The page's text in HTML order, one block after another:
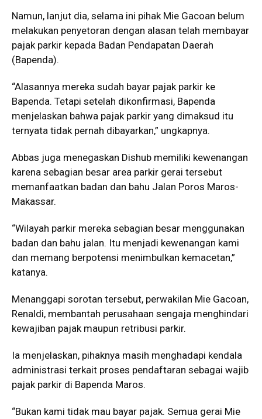
Namun, lanjut dia, selama ini pihak Mie Gacoan belum
melakukan penyetoran dengan alasan telah membayar
pajak parkir kepada Badan Pendapatan Daerah
(Bapenda).
“Alasannya mereka sudah bayar pajak parkir ke
Bapenda. Tetapi setelah dikonfirmasi, Bapenda
menjelaskan bahwa pajak parkir yang dimaksud itu
ternyata tidak pernah dibayarkan,” ungkapnya.
Abbas juga menegaskan Dishub memiliki kewenangan
karena sebagian besar area parkir gerai tersebut
memanfaatkan badan dan bahu Jalan Poros Maros-
Makassar.
“Wilayah parkir mereka sebagian besar menggunakan
badan dan bahu jalan. Itu menjadi kewenangan kami
dan memang berpotensi menimbulkan kemacetan,”
katanya.
Menanggapi sorotan tersebut, perwakilan Mie Gacoan,
Renaldi, membantah perusahaan sengaja menghindari
kewajiban pajak maupun retribusi parkir.
Ia menjelaskan, pihaknya masih menghadapi kendala
administrasi terkait proses pendaftaran sebagai wajib
pajak parkir di Bapenda Maros.
“Bukan kami tidak mau bayar pajak. Semua gerai Mie